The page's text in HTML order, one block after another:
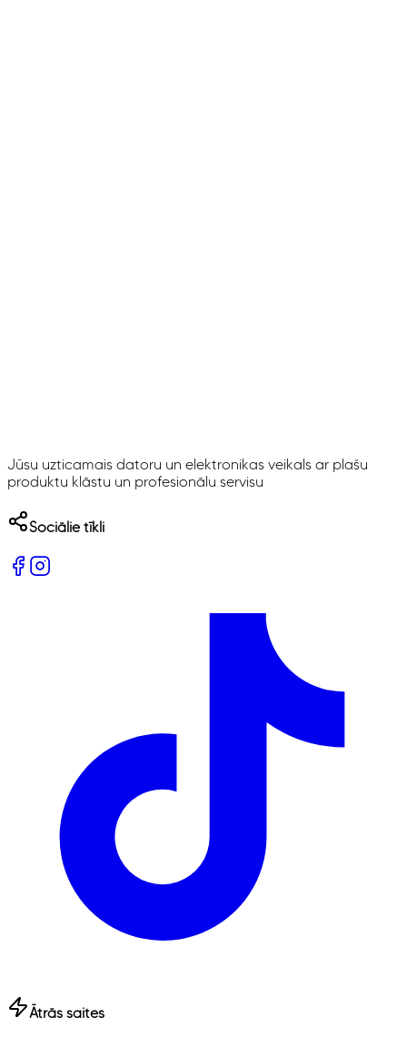
Jūsu uzticamais datoru un elektronikas veikals ar plašu
produktu klāstu un profesionālu servisu
Sociālie tīkli
Ātrās saites